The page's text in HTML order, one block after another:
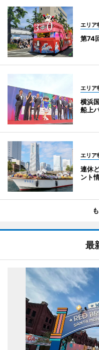
エリア
第74
エリア
横浜
船上
エリア
連休
ント
最